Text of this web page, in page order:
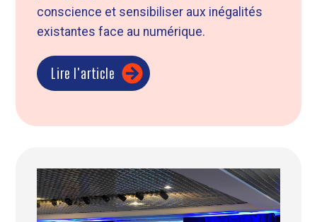
conscience et sensibiliser aux inégalités
existantes face au numérique.
Lire l'article